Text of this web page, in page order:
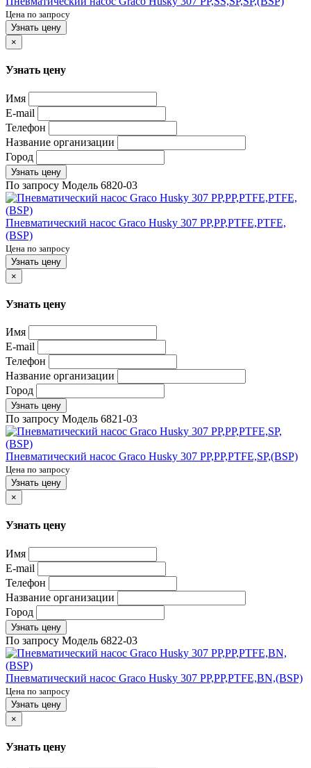
Цена по запросу
Узнать цену
×
Узнать цену
Имя
E-mail
Телефон
Название организации
Город
Узнать цену
По запросу Модель 6820-03
Пневматический насос Graco Husky 307 PP,PP,PTFE,PTFE,
(BSP)
Цена по запросу
Узнать цену
×
Узнать цену
Имя
E-mail
Телефон
Название организации
Город
Узнать цену
По запросу Модель 6821-03
Пневматический насос Graco Husky 307 PP,PP,PTFE,SP,(BSP)
Цена по запросу
Узнать цену
×
Узнать цену
Имя
E-mail
Телефон
Название организации
Город
Узнать цену
По запросу Модель 6822-03
Пневматический насос Graco Husky 307 PP,PP,PTFE,BN,(BSP)
Цена по запросу
Узнать цену
×
Узнать цену